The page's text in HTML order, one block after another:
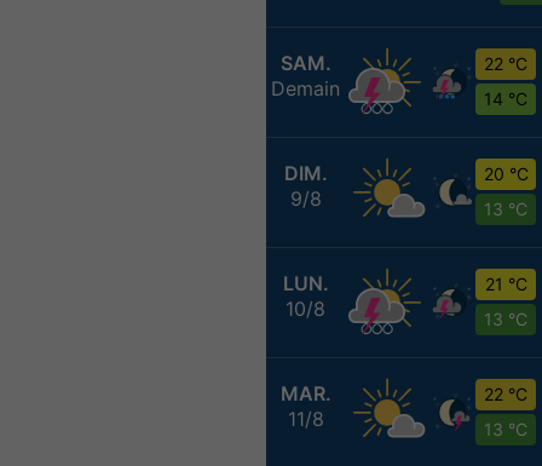
SAM.
Demain
22 °C
14 °C
DIM.
9/8
20 °C
13 °C
LUN.
10/8
21 °C
13 °C
MAR.
11/8
22 °C
13 °C